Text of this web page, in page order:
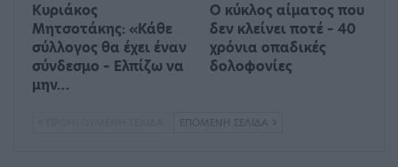
Κυριάκος
Μητσοτάκης: «Κάθε
σύλλογος θα έχει έναν
σύνδεσμο – Ελπίζω να
μην…
Ο κύκλος αίματος που
δεν κλείνει ποτέ – 40
χρόνια οπαδικές
δολοφονίες
ΕΠΌΜΕΝΗ ΣΕΛΊΔΑ